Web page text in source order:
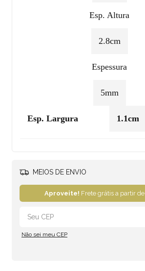
Esp. Altura
2.8cm
Espessura
5mm
Esp. Largura 1.1cm
MEIOS DE ENVIO
Aproveite! Frete grátis a partir de
Não sei meu CEP